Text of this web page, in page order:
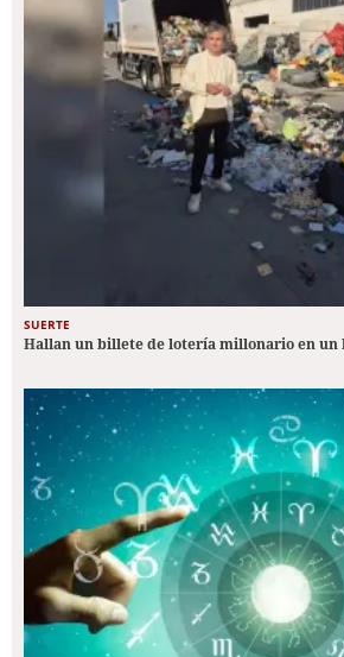
SUERTE
Hallan un billete de lotería millonario en un